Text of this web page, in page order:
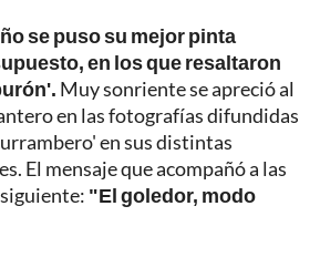
se puso su mejor pinta
en los que resaltaron
Muy sonriente se apreció al
en las fotografías difundidas
en sus distintas
El mensaje que acompañó a las
"El goledor, modo